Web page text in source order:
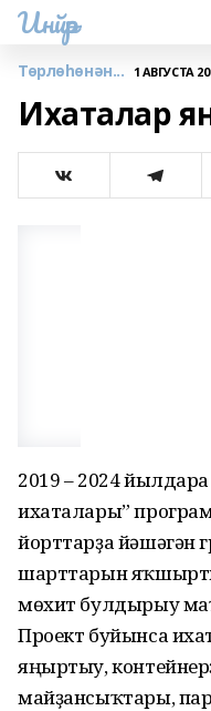
Инйәр
Төрлөһөнән... 1 АВГУСТА
Ихаталар
2019 – 2024
ихаталары”
йорттарҙа
шарттарын
мөхит булдырыу
Проект буйынса
яңыртыу,
майҙансыҡтары,